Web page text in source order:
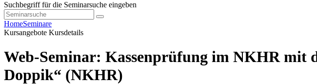
Suchbegriff für die Seminarsuche eingeben
HomeSeminare
Kursangebote Kursdetails
Web-Seminar: Kassenprüfung im NKHR mit
Doppik“ (NKHR)